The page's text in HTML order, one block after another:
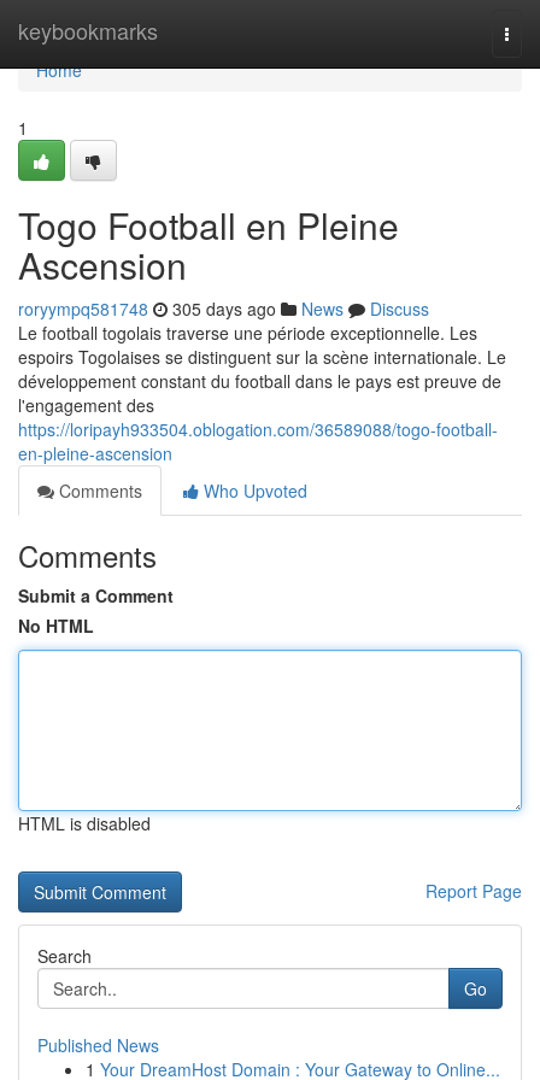
keybookmarks
Home
Home
1
Togo Football en Pleine
Ascension
roryympq581748 305 days ago News
Discuss
Le football togolais traverse une période exceptionnelle. Les
espoirs Togolaises se distinguent sur la scène internationale. Le
développement constant du football dans le pays est preuve de
l'engagement des
https://loripayh933504.oblogation.com/36589088/togo-football-
en-pleine-ascension
Comments
Who Upvoted
Comments
Submit a Comment
No HTML
HTML is disabled
Report Page
Search
Go
Published News
1 Your DreamHost Domain : Your Gateway to Online...